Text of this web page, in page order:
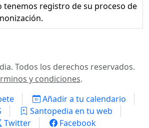
tenemos registro de su proceso de
Todos los derechos reservados.
y condiciones.
Añadir a tu calendario
Santopedia en tu web
Twitter
Facebook